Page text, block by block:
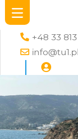
+48 33
info@tu1.pl